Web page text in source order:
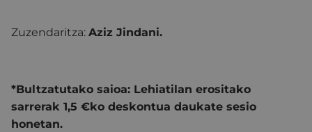
Zuzendaritza: Aziz Jindani.
*Bultzatutako saioa: Lehiatilan erositako
sarrerak 1,5 €ko deskontua daukate sesio
honetan.